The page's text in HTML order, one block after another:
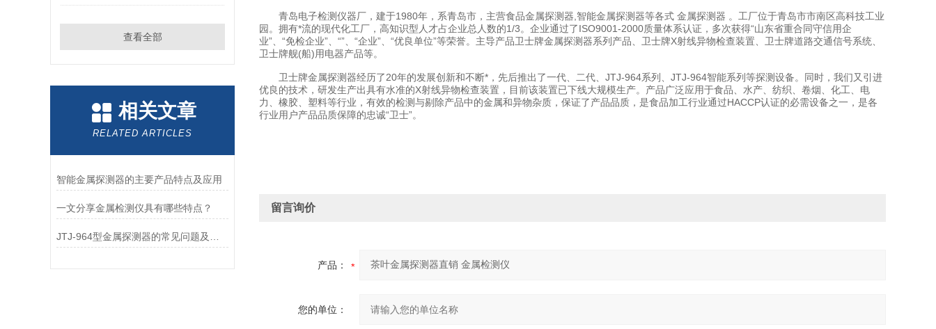
查看全部
相关文章
RELATED ARTICLES
智能金属探测器的主要产品特点及应用
一文分享金属检测仪具有哪些特点？
青岛电子检测仪器厂，建于1980年，系青岛市，主营食品金属探测器,智能金属探测器等各式 金属探测器 。工厂位于青岛市市南区高科技工业
园。拥有*流的现代化工厂，高知识型人才占企业总人数的1/3。企业通过了ISO9001-2000质量体系认证，多次获得“山东省重合同守信用企
业”、“免检企业”、“”、“企业”、“优良单位”等荣誉。主导产品卫士牌金属探测器系列产品、卫士牌X射线异物检查装置、卫士牌道路交通信号系统、
卫士牌舰(船)用电器产品等。
卫士牌金属探测器经历了20年的发展创新和不断*，先后推出了一代、二代、JTJ-964系列、JTJ-964智能系列等探测设备。同时，我们又引进
优良的技术，研发生产出具有水准的X射线异物检查装置，目前该装置已下线大规模生产。产品广泛应用于食品、水产、纺织、卷烟、化工、电
力、橡胶、塑料等行业，有效的检测与剔除产品中的金属和异物杂质，保证了产品品质，是食品加工行业通过HACCP认证的必需设备之一，是各
行业用户产品品质保障的忠诚“卫士”。
留言询价
产品：
您的单位：